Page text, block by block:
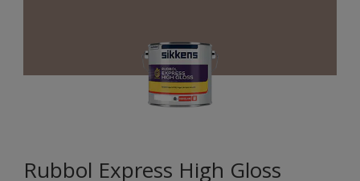
Rubbol Express High Gloss